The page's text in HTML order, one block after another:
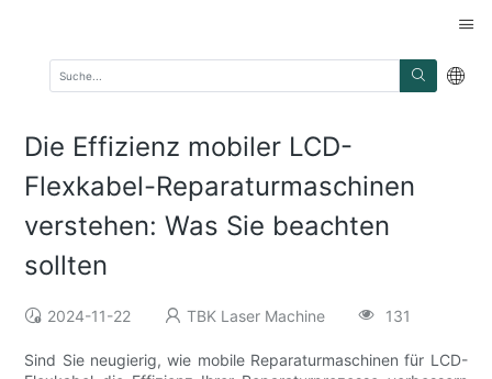
Die Effizienz mobiler LCD-
Flexkabel-Reparaturmaschinen
verstehen: Was Sie beachten
sollten
2024-11-22 TBK Laser Machine 131
Sind Sie neugierig, wie mobile Reparaturmaschinen für LCD-